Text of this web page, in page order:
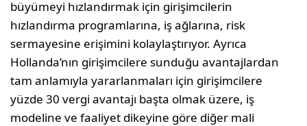
büyümeyi hızlandırmak için girişimcilerin
hızlandırma programlarına, iş ağlarına, risk
sermayesine erişimini kolaylaştırıyor. Ayrıca
Hollanda’nın girişimcilere sunduğu avantajlardan
tam anlamıyla yararlanmaları için girişimcilere
yüzde 30 vergi avantajı başta olmak üzere, iş
modeline ve faaliyet dikeyine göre diğer mali